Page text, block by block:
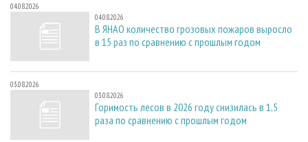
04.08.2026
04.08.2026
В ЯНАО количество грозовых пожаров выросло
в 15 раз по сравнению с прошлым годом
03.08.2026
03.08.2026
Горимость лесов в 2026 году снизилась в 1,5
раза по сравнению с прошлым годом